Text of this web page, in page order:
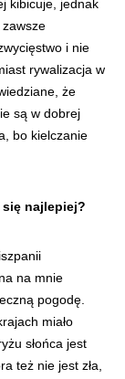
kibicuje, jednak
zawsze
i nie
rywalizacja w
że
są w dobrej
bo kielczanie
się najlepiej?
na mnie
pogodę.
miało
słońca jest
też nie jest zła,